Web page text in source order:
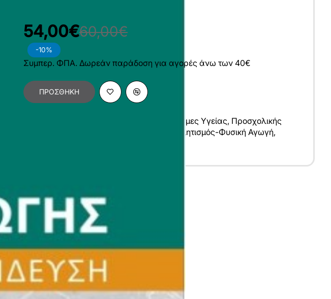
-10%
54,00€60,00€
Συμπερ. ΦΠΑ. Δωρεάν παράδοση για αγορές άνω των 40€
ΠΡΟΣΘΉΚΗ
Επιστήμες Υγείας, Προσχολικής
Αθλητισμός-Φυσική Αγωγή,
Ελληνικά
Διαστάσεις
17x24 cm
Εσωτερικό Βιβλίου
Έγχρωμο
Έτος Έκδοσης
2022
Κωδικός Ευδόξου
112691923